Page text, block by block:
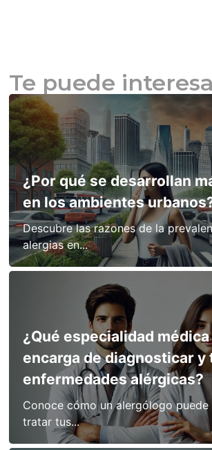
Te puede
¿Por qué se desarrollan
en los ambientes
Descubre las razones de la
alergias en...
¿Qué especialidad médica
encarga de diagnosticar y
enfermedades alérgicas?
Conoce cómo un alergólogo
tratar tus...